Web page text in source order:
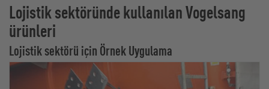
Lojistik sektöründe kullanılan Vogelsang
ürünleri
Lojistik sektörü için Örnek Uygulama